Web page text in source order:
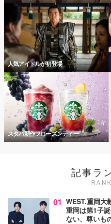
人気アイドルが初登場
スタバ新作フローズンティー
記事ラ
01 WEST.重岡大
重岡は第1子
ない、尊いも